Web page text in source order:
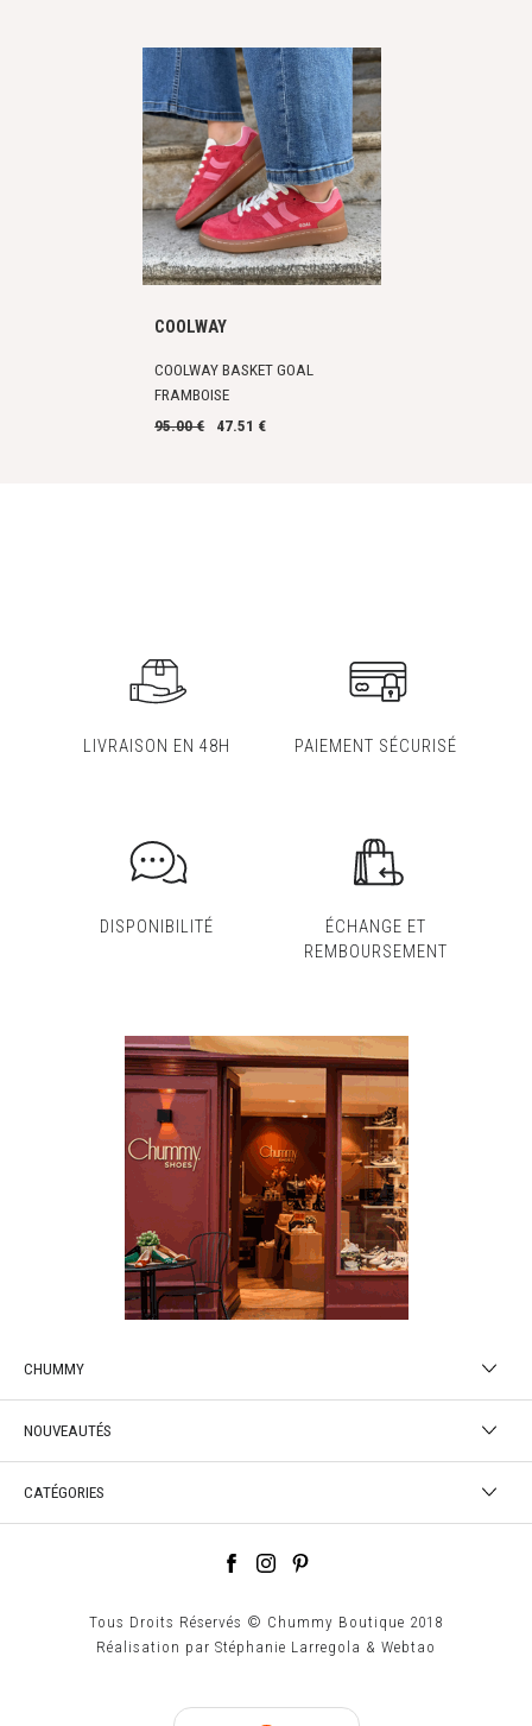
COOLWAY
COOLWAY BASKET GOAL
FRAMBOISE
95.00 €
47.51 €
LIVRAISON EN 48H PAIEMENT SÉCURISÉ
DISPONIBILITÉ
ÉCHANGE ET
REMBOURSEMENT
CHUMMY
NOUVEAUTÉS
CATÉGORIES
Tous Droits Réservés © Chummy Boutique 2018
Réalisation par Stéphanie Larregola & Webtao